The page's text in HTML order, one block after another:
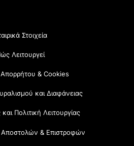
Στοιχεία
Λειτουργεί
Απορρήτου & Cookies
και Διαφάνειας
Πολιτική Λειτουργίας
& Επιστροφών